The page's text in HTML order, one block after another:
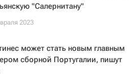
"Салернитану"
2023
может стать новым главным
сборной Португалии, пишут